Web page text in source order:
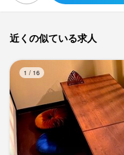
近くの似ている求人
1 / 16
スタート時は研修期間があ
【しっかり還元！頑張った
お任せできる業務が増えた
れば、即お給料に反映させて
もちろん経験者の方はスター
面接時にお伝え下さい！